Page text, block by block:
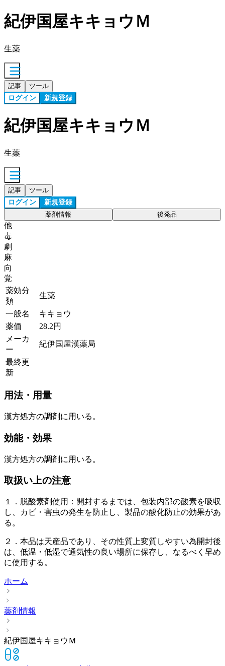
紀伊国屋キキョウＭ
生薬
記事 ツール
ログイン 新規登録
紀伊国屋キキョウＭ
生薬
記事 ツール
ログイン 新規登録
薬剤情報 後発品
他
毒
劇
麻
向
覚
薬効分
類
生薬
一般名
キキョウ
薬価
28.2円
メーカ
ー
紀伊国屋漢薬局
最終更
新
用法・用量
漢方処方の調剤に用いる。
効能・効果
漢方処方の調剤に用いる。
取扱い上の注意
１．脱酸素剤使用：開封するまでは、包装内部の酸素を吸収
し、カビ・害虫の発生を防止し、製品の酸化防止の効果があ
る。
２．本品は天産品であり、その性質上変質しやすい為開封後
は、低温・低湿で通気性の良い場所に保存し、なるべく早め
に使用する。
ホーム
薬剤情報
紀伊国屋キキョウＭ